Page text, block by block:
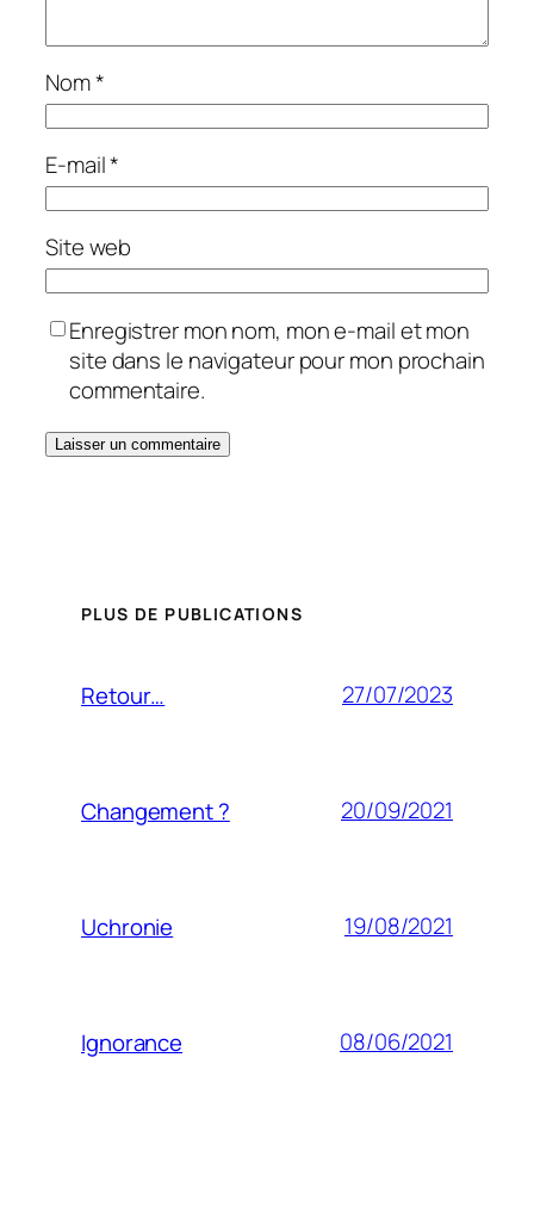
Nom*
E-mail*
Site web
Enregistrer mon nom, mon e-mail et mon
site dans le navigateur pour mon prochain
commentaire.
PLUS DE PUBLICATIONS
Retour… 27/07/2023
Changement ? 20/09/2021
Uchronie 19/08/2021
Ignorance 08/06/2021